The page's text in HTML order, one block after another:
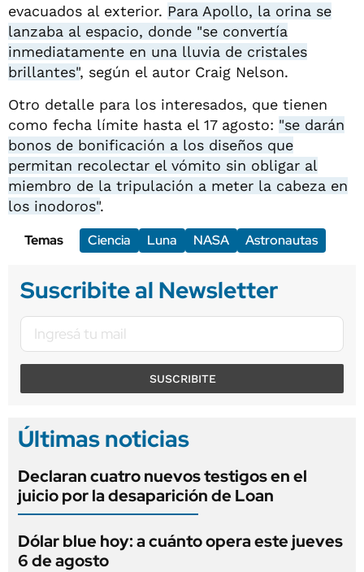
evacuados al exterior. Para Apollo, la orina se
lanzaba al espacio, donde "se convertía
inmediatamente en una lluvia de cristales
brillantes", según el autor Craig Nelson.
Otro detalle para los interesados, que tienen
como fecha límite hasta el 17 agosto: "se darán
bonos de bonificación a los diseños que
permitan recolectar el vómito sin obligar al
miembro de la tripulación a meter la cabeza en
los inodoros".
Temas
Ciencia Luna NASA Astronautas
Suscribite al Newsletter
SUSCRIBITE
Últimas noticias
Declaran cuatro nuevos testigos en el
juicio por la desaparición de Loan
Dólar blue hoy: a cuánto opera este jueves
6 de agosto